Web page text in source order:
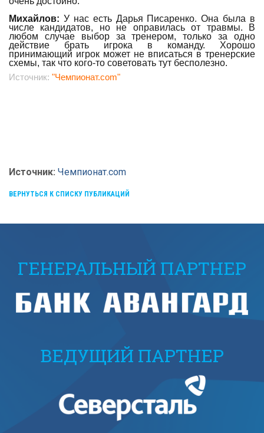
Михайлов: У нас есть Дарья Писаренко. Она была в
числе кандидатов, но не оправилась от травмы. В
любом случае выбор за тренером, только за одно
действие брать игрока в команду. Хорошо
принимающий игрок может не вписаться в тренерские
схемы, так что кого-то советовать тут бесполезно.
Источник: "Чемпионат.com"
Источник: Чемпионат.com
ВЕРНУТЬСЯ К СПИСКУ ПУБЛИКАЦИЙ
ГЕНЕРАЛЬНЫЙ ПАРТНЕР
ВЕДУЩИЙ ПАРТНЕР